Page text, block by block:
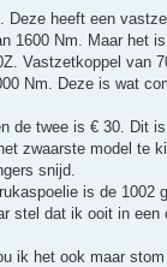
Deze heeft een
1600 Nm. Maar het
Vastzetkoppel van
Nm. Deze is wat
de twee is € 30. Dit
zwaarste model te
snijd.
is de 1002
stel dat ik ooit in een
ik het ook maar